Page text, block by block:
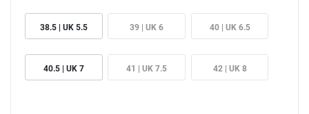
38.5 | UK 5.5 39 | UK 6 40 | UK 6.5
40.5 | UK 7 41 | UK 7.5 42 | UK 8